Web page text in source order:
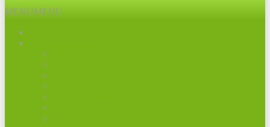
MENUMENU